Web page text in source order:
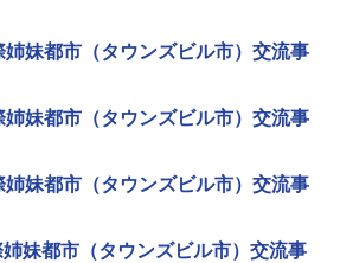
妹都市（タウンズビル市）交流事
妹都市（タウンズビル市）交流事
妹都市（タウンズビル市）交流事
妹都市（タウンズビル市）交流事